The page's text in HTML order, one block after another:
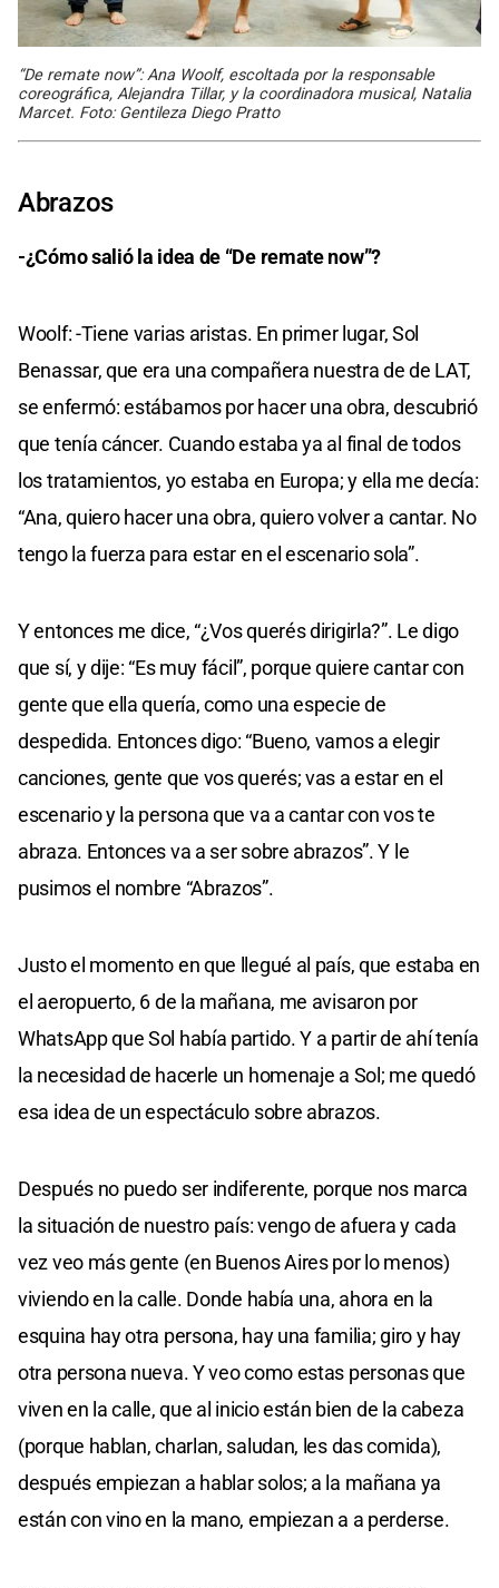
“De remate now”: Ana Woolf, escoltada por la responsable
coreográfica, Alejandra Tillar, y la coordinadora musical, Natalia
Marcet. Foto: Gentileza Diego Pratto
Abrazos
-¿Cómo salió la idea de “De remate now”?
Woolf: -Tiene varias aristas. En primer lugar, Sol
Benassar, que era una compañera nuestra de de LAT,
se enfermó: estábamos por hacer una obra, descubrió
que tenía cáncer. Cuando estaba ya al final de todos
los tratamientos, yo estaba en Europa; y ella me decía:
“Ana, quiero hacer una obra, quiero volver a cantar. No
tengo la fuerza para estar en el escenario sola”.
Y entonces me dice, “¿Vos querés dirigirla?”. Le digo
que sí, y dije: “Es muy fácil”, porque quiere cantar con
gente que ella quería, como una especie de
despedida. Entonces digo: “Bueno, vamos a elegir
canciones, gente que vos querés; vas a estar en el
escenario y la persona que va a cantar con vos te
abraza. Entonces va a ser sobre abrazos”. Y le
pusimos el nombre “Abrazos”.
Justo el momento en que llegué al país, que estaba en
el aeropuerto, 6 de la mañana, me avisaron por
WhatsApp que Sol había partido. Y a partir de ahí tenía
la necesidad de hacerle un homenaje a Sol; me quedó
esa idea de un espectáculo sobre abrazos.
Después no puedo ser indiferente, porque nos marca
la situación de nuestro país: vengo de afuera y cada
vez veo más gente (en Buenos Aires por lo menos)
viviendo en la calle. Donde había una, ahora en la
esquina hay otra persona, hay una familia; giro y hay
otra persona nueva. Y veo como estas personas que
viven en la calle, que al inicio están bien de la cabeza
(porque hablan, charlan, saludan, les das comida),
después empiezan a hablar solos; a la mañana ya
están con vino en la mano, empiezan a a perderse.